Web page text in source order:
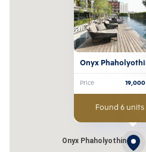
Onyx Phaholyothin
Onyx
Price 19,000
Found 6